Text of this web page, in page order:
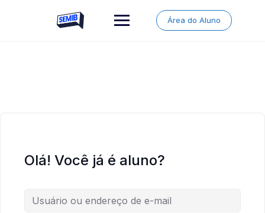
Área do Aluno
Olá! Você já é aluno?